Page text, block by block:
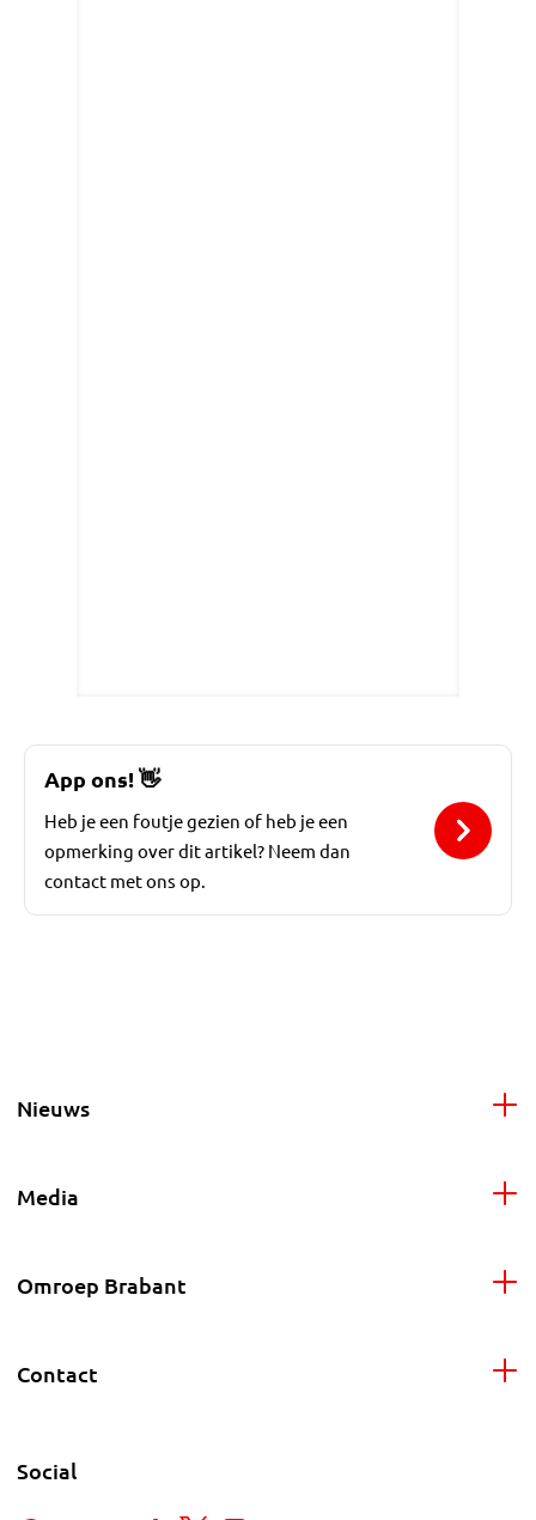
App ons!👋
Heb je een foutje gezien of heb je een
opmerking over dit artikel? Neem dan
contact met ons op.
Nieuws
Media
Omroep Brabant
Contact
Social